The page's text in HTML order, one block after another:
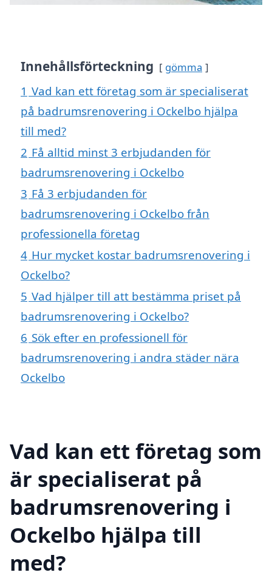
Innehållsförteckning gömma
1 Vad kan ett företag som är specialiserat
på badrumsrenovering i Ockelbo hjälpa
till med?
2 Få alltid minst 3 erbjudanden för
badrumsrenovering i Ockelbo
3 Få 3 erbjudanden för
badrumsrenovering i Ockelbo från
professionella företag
4 Hur mycket kostar badrumsrenovering i
Ockelbo?
5 Vad hjälper till att bestämma priset på
badrumsrenovering i Ockelbo?
6 Sök efter en professionell för
badrumsrenovering i andra städer nära
Ockelbo
Vad kan ett företag som
är specialiserat på
badrumsrenovering i
Ockelbo hjälpa till
med?